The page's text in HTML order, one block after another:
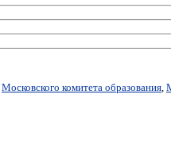
Московского комитета образования,